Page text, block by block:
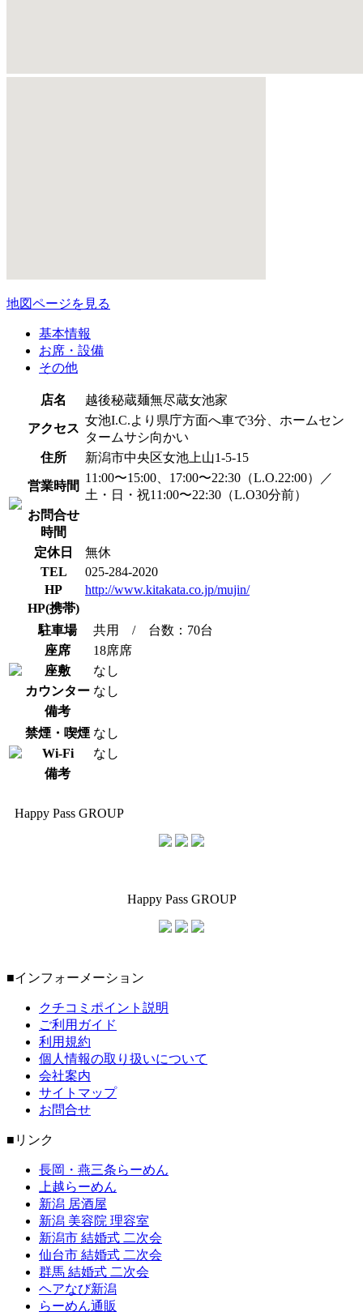
地図ページを見る
基本情報
お席・設備
その他
店名 越後秘蔵麺無尽蔵女池家
アクセス
女池I.C.より県庁方面へ車で3分、ホームセン
タームサシ向かい
住所
新潟市中央区女池上山1-5-15
営業時間
11:00〜15:00、17:00〜22:30（L.O.22:00）／
土・日・祝11:00〜22:30（L.O30分前）
お問合せ
時間
定休日
無休
TEL
025-284-2020
HP
http://www.kitakata.co.jp/mujin/
HP(携帯)
駐車場
共用 / 台数：70台
座席
18席席
座敷
なし
カウンター なし
備考
禁煙・喫煙 なし
Wi-Fi
なし
備考
Happy Pass GROUP
Happy Pass GROUP
■インフォーメーション
クチコミポイント説明
ご利用ガイド
利用規約
個人情報の取り扱いについて
会社案内
サイトマップ
お問合せ
■リンク
長岡・燕三条らーめん
上越らーめん
新潟 居酒屋
新潟 美容院 理容室
新潟市 結婚式 二次会
仙台市 結婚式 二次会
群馬 結婚式 二次会
ヘアなび新潟
らーめん通販